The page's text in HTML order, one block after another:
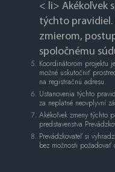
< li> Akékoľvek
týchto
zmierom,
spoločnému
Koordinátorom projektu
možné uskutočniť
na registračnú adresu.
Ustanovenia týchto
za neplatné neovplyvní
Akékoľvek zmeny týchto
predstavenstva
Prevádzkovateľ si
bez možnosti požadovať